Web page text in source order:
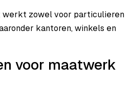
werkt zowel voor particulieren
kantoren, winkels en
voor maatwerk